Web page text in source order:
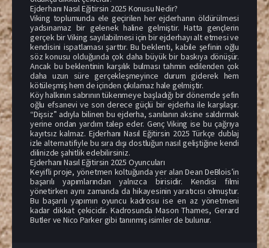
Ejderhanı Nasıl Eğitirsin 2025 Konusu Nedir?
Viking toplumunda ele geçirilen her ejderhanın öldürülmesi
yadsınamaz bir gelenek haline gelmiştir. Hatta gençlerin
gerçek bir Viking sayılabilmesi için bir ejderhayı alt etmesi ve
kendisini ispatlaması şarttır. Bu beklenti, kabile şefinin oğlu
söz konusu olduğunda çok daha büyük bir baskıya dönüşür.
Ancak bu beklentinin karşılık bulması tahmin edilenden çok
daha uzun süre gerçekleşmeyince durum giderek hem
kötüleşmiş hem de içinden çıkılamaz hale gelmiştir.
Köy halkının sabrının tükenmeye başladığı bir dönemde şefin
oğlu efsanevi ve son derece güçlü bir ejderha ile karşılaşır.
“Dişsiz” adıyla bilinen bu ejderha, sanılanın aksine saldırmak
yerine ondan yardım talep eder. Genç Viking ise bu çağrıya
kayıtsız kalmaz. Ejderhanı Nasıl Eğitirsin 2025 Türkçe dublaj
izle alternatifiyle bu sıra dışı dostluğun nasıl geliştiğine kendi
dilinizde şahitlik edebilirsiniz.
Ejderhanı Nasıl Eğitirsin 2025 Oyuncuları
Keyifli proje, yönetmen koltuğunda yer alan Dean DeBlois’in
başarılı yapımlarından yalnızca birisidir. Kendisi filmi
yönetirken aynı zamanda da hikayesinin yaratıcısı olmuştur.
Bu başarılı yapımın oyuncu kadrosu ise en az yönetmeni
kadar dikkat çekicidir. Kadrosunda Mason Thames, Gerard
Butler ve Nico Parker gibi tanınmış isimler de bulunur.